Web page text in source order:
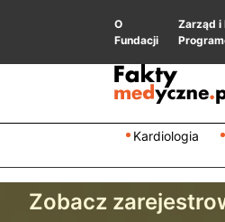
O
Fundacji
Zarząd i
Kardiologia
Zobacz